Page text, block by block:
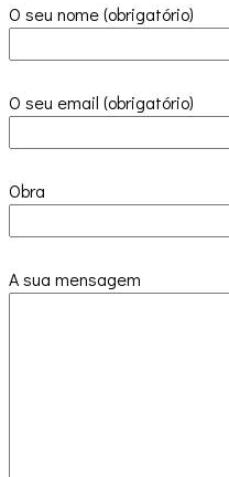
O seu nome (obrigatório)
O seu email (obrigatório)
Obra
A sua mensagem